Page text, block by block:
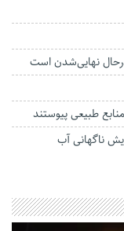
نهایی‌شدن است
ناگهانی آب